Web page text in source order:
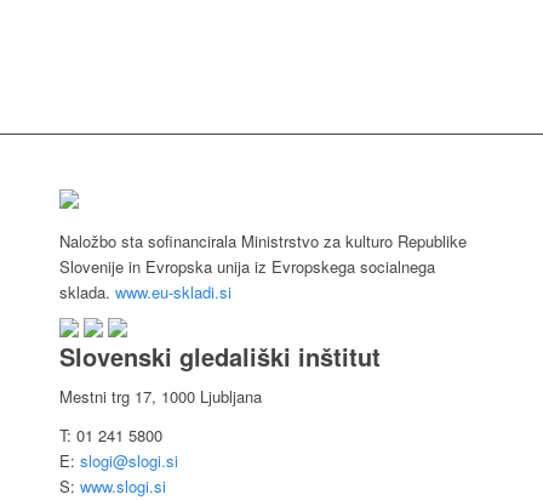
Naložbo sta sofinancirala Ministrstvo za kulturo Republike
Slovenije in Evropska unija iz Evropskega socialnega
sklada. www.eu-skladi.si
Slovenski gledališki inštitut
Mestni trg 17, 1000 Ljubljana
T: 01 241 5800
E: slogi@slogi.si
S: www.slogi.si